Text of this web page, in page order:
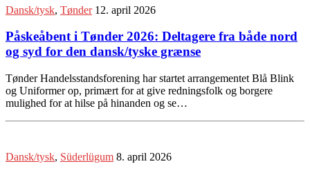
Dansk/tysk, Tønder 12. april 2026
Påskeåbent i Tønder 2026: Deltagere fra både nord
og syd for den dansk/tyske grænse
Tønder Handelsstandsforening har startet arrangementet Blå Blink
og Uniformer op, primært for at give redningsfolk og borgere
mulighed for at hilse på hinanden og se…
Dansk/tysk, Süderlügum 8. april 2026